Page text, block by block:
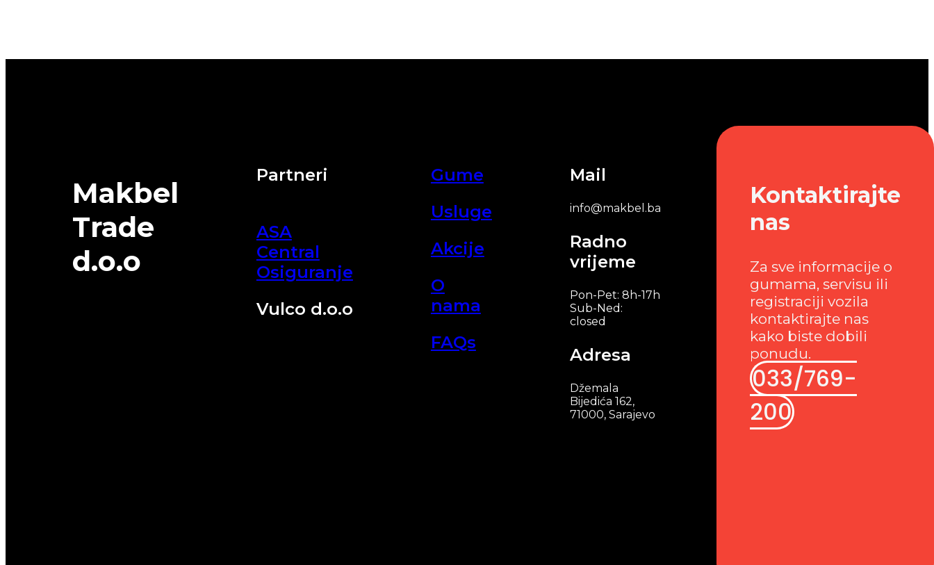
Makbel
Trade
d.o.o
Partneri
ASA
Central
Osiguranje
Vulco d.o.o
Gume
Usluge
Akcije
O
nama
FAQs
Mail
info@makbel.ba
Radno
vrijeme
Pon-Pet: 8h-17h
Sub-Ned:
closed
Adresa
Džemala
Bijedića 162,
71000, Sarajevo
Kontaktirajte
nas
Za sve informacije o
gumama, servisu ili
registraciji vozila
kontaktirajte nas
kako biste dobili
ponudu.
033/769-
200